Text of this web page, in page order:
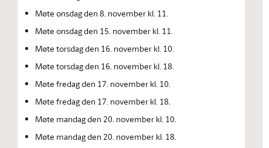
Møte onsdag den 8. november kl. 11.
Møte onsdag den 15. november kl. 11.
Møte torsdag den 16. november kl. 10.
Møte torsdag den 16. november kl. 18.
Møte fredag den 17. november kl. 10.
Møte fredag den 17. november kl. 18.
Møte mandag den 20. november kl. 10.
Møte mandag den 20. november kl. 18.